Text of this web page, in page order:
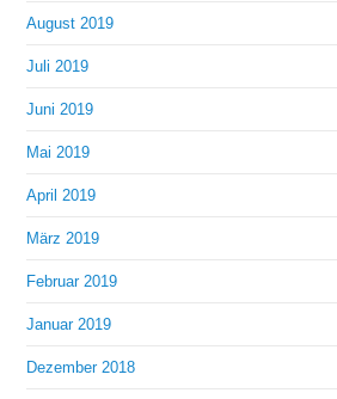
August 2019
Juli 2019
Juni 2019
Mai 2019
April 2019
März 2019
Februar 2019
Januar 2019
Dezember 2018